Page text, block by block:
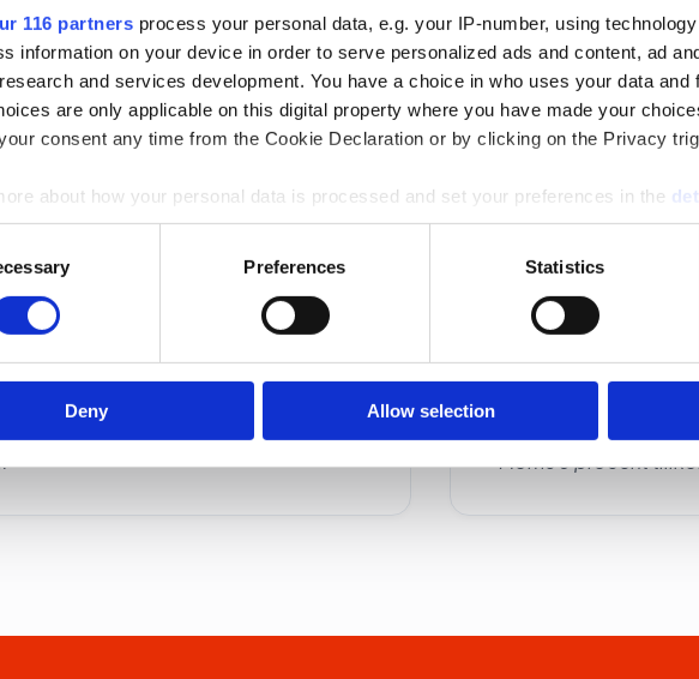
116 partners process your personal data, e.g. your IP-number, using
information on your device in order to serve personalized ads and content, ad
and services development. You have a choice in who uses your data and
are only applicable on this digital property where you have made your
consent any time from the Cookie Declaration or by clicking on the Privacy
about how your personal data is processed and set your preferences in the
about your use of our site with our social media, advertising and analytics
that you’ve provided to them or that they’ve collected from your use of their
Preferences Statistics
Deny Allow selection
Individ
årsvis
10-19 mottagare: 9
20-40 mottagare:
*Moms 6 procent